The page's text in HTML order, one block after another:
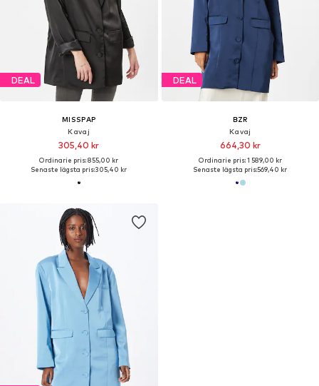
DEAL
MISSPAP
Kavaj
305,40 kr
Ordinarie pris: 855,00 kr
Senaste lägsta pris:305,40 kr
DEAL
BZR
Kavaj
664,30 kr
Ordinarie pris: 1 589,00 kr
Senaste lägsta pris:569,40 kr